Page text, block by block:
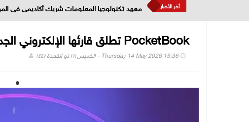
أخر الأخبار معهد تكنولوجيا المعلومات شريك أكاديمي في
PocketBook تطلق قارئها الإلكتروني الجديد Era Lite
Thursday 14 May 2026 15:36 - الخميس ٢٨ ذو القعدة ١٤٤٧